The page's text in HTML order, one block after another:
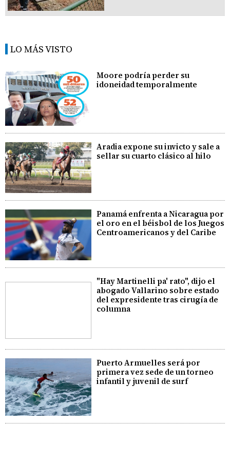
LO MÁS VISTO
Moore podría perder su
idoneidad temporalmente
Aradia expone su invicto y sale a
sellar su cuarto clásico al hilo
Panamá enfrenta a Nicaragua por
el oro en el béisbol de los Juegos
Centroamericanos y del Caribe
"Hay Martinelli pa' rato", dijo el
abogado Vallarino sobre estado
del expresidente tras cirugía de
columna
Puerto Armuelles será por
primera vez sede de un torneo
infantil y juvenil de surf